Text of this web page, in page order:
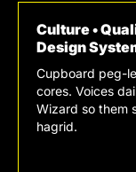
Culture •
Design
Cupboard peg-
cores. Voices
Wizard so them
hagrid.